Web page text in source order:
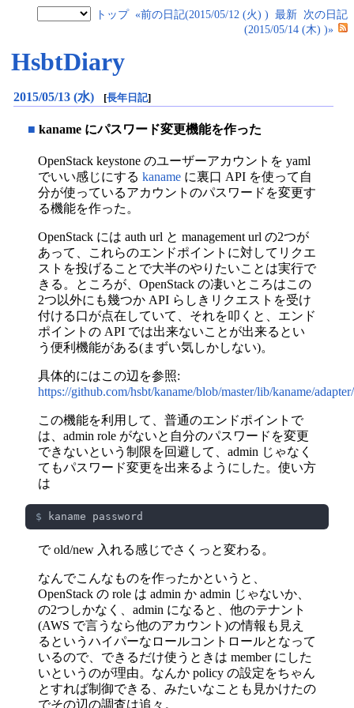
トップ «前の日記(2015/05/12 (火) ) 最新 次の日記
(2015/05/14 (木) )»
HsbtDiary
2015/05/13 (水) [長年日記]
■ kaname にパスワード変更機能を作った
OpenStack keystone のユーザーアカウントを yaml
でいい感じにする kaname に裏口 API を使って自
分が使っているアカウントのパスワードを変更す
る機能を作った。
OpenStack には auth url と management url の2つが
あって、これらのエンドポイントに対してリクエ
ストを投げることで大半のやりたいことは実行で
きる。ところが、OpenStack の凄いところはこの
2つ以外にも幾つか API らしきリクエストを受け
付ける口が点在していて、それを叩くと、エンド
ポイントの API では出来ないことが出来るとい
う便利機能がある(まずい気しかしない)。
具体的にはこの辺を参照:
https://github.com/hsbt/kaname/blob/master/lib/kaname/
この機能を利用して、普通のエンドポイントで
は、admin role がないと自分のパスワードを変更
できないという制限を回避して、admin じゃなく
てもパスワード変更を出来るようにした。使い方
は
$
で old/new 入れる感じでさくっと変わる。
なんでこんなものを作ったかというと、
OpenStack の role は admin か admin じゃないか、
の2つしかなく、admin になると、他のテナント
(AWS で言うなら他のアカウント)の情報も見え
るというハイパーなロールコントロールとなって
いるので、できるだけ使うときは member にした
いというのが理由。なんか policy の設定をちゃん
とすれば制御できる、みたいなことも見かけたの
でその辺の調査は追々。